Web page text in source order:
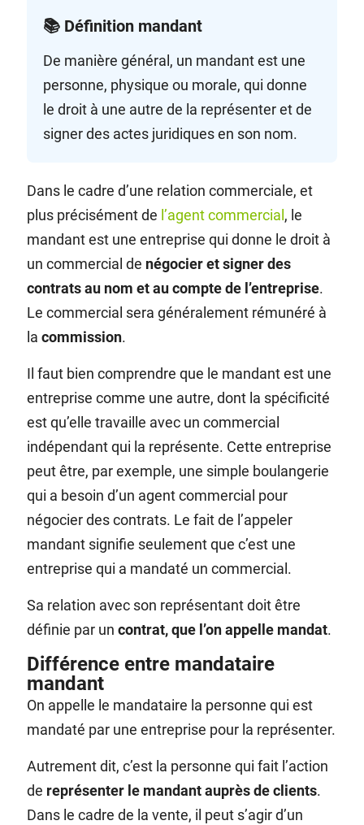
📚 Définition mandant
De manière général, un mandant est une
personne, physique ou morale, qui donne
le droit à une autre de la représenter et de
signer des actes juridiques en son nom.
Dans le cadre d’une relation commerciale, et
plus précisément de l’agent commercial , le
mandant est une entreprise qui donne le droit à
un commercial de négocier et signer des
contrats au nom et au compte de l’entreprise.
Le commercial sera généralement rémunéré à
lacommission.
Il faut bien comprendre que le mandant est une
entreprise comme une autre, dont la spécificité
est qu’elle travaille avec un commercial
indépendant qui la représente. Cette entreprise
peut être, par exemple, une simple boulangerie
qui a besoin d’un agent commercial pour
négocier des contrats. Le fait de l’appeler
mandant signifie seulement que c’est une
entreprise qui a mandaté un commercial.
Sa relation avec son représentant doit être
définie par uncontrat, que l’on appelle mandat.
Différence entre mandataire
mandant
On appelle le mandataire la personne qui est
mandaté par une entreprise pour la représenter.
Autrement dit, c’est la personne qui fait l’action
de représenter le mandant auprès de clients.
Dans le cadre de la vente, il peut s’agir d’un